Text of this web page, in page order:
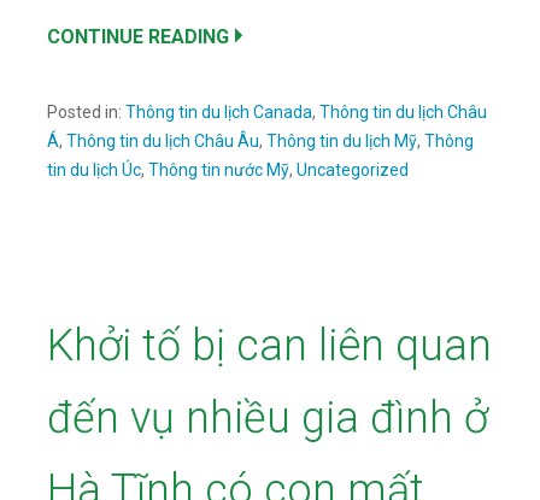
CONTINUE READING
Posted in: Thông tin du lịch Canada, Thông tin du lịch Châu
Á, Thông tin du lịch Châu Âu, Thông tin du lịch Mỹ, Thông
tin du lịch Úc, Thông tin nước Mỹ, Uncategorized
Khởi tố bị can liên quan
đến vụ nhiều gia đình ở